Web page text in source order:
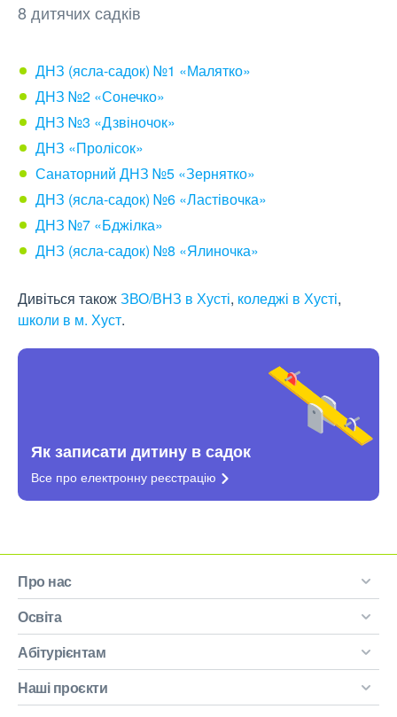
8 дитячих садків
ДНЗ (ясла-садок) №1 «Малятко»
ДНЗ №2 «Сонечко»
ДНЗ №3 «Дзвіночок»
ДНЗ «Пролісок»
Санаторний ДНЗ №5 «Зернятко»
ДНЗ (ясла-садок) №6 «Ластівочка»
ДНЗ №7 «Бджілка»
ДНЗ (ясла-садок) №8 «Ялиночка»
Дивіться такожЗВО/ВНЗ в Хусті, коледжі в Хусті,
школи в м. Хуст.
Як записати дитину в садок
Все про електронну реєстрацію
Про нас
Освіта
Абітурієнтам
Наші проєкти